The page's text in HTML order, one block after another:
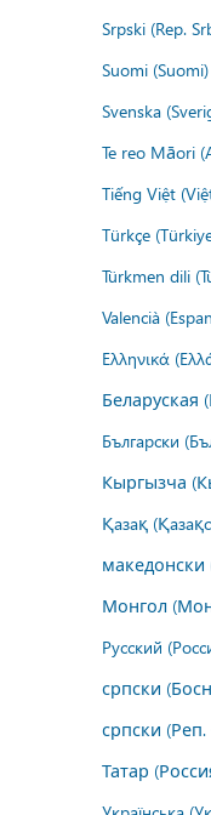
Srpski (Rep.
Suomi (Suomi)
Svenska
Te reo Māori
Tiếng Việt
Türkçe
Türkmen dili
Valencià
Ελληνικά
Беларуская
Български
Кыргызча
Қазақ
македонски
Монгол
Русский
српски
српски
Татар